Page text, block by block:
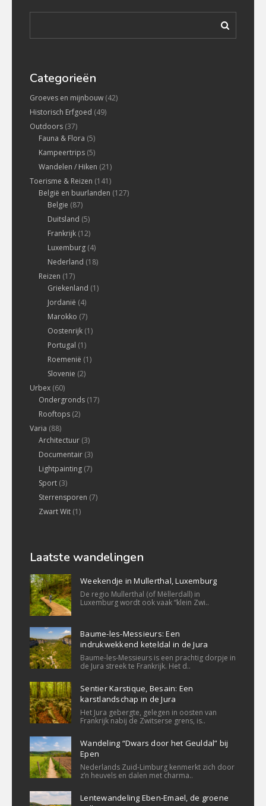
Categorieën
Groeves en mijnbouw (42)
Historisch Erfgoed (49)
Outdoors (37)
Fauna & Flora (5)
Kampeertrips (5)
Wandelen / Hiken (21)
Toerisme & Reizen (141)
België en buurlanden (127)
Belgie (87)
Duitsland (5)
Frankrijk (12)
Luxemburg (4)
Nederland (18)
Reizen (17)
Griekenland (1)
Jordanië (4)
Marokko (7)
Oostenrijk (1)
Portugal (1)
Roemenië (1)
Slovenie (2)
Urbex (60)
Ondergronds (17)
Rooftops (2)
Varia (88)
Architectuur (3)
Documentair (3)
Lightpainting (7)
Sport (3)
Sterrensporen (7)
Zwart Wit (1)
Laatste wandelingen
Weekendje in Mullerthal, Luxemburg
De regio Mullerthal (of Mëllerdall) in
Luxemburg wordt ook vaak “klein Zwi..
Baume-les-Messieurs: Een
indrukwekkend keteldal in de Jura
Baume-les-Messieurs is een prachtig dorpje in
de Jura streek te Frankrijk. Het d..
Sentier Karstique, Besain: Een
karstlandschap in de Jura
Het Jura gebergte, gelegen in oosten van
Frankrijk nabij de Zwitserse grens, is..
Wandeling “Dwars door het Geuldal” bij
Epen
Nederlands Zuid-Limburg kenmerkt zich door
z’n heuvels en dalen met charma..
Lentewandeling Eben-Emael, de groene